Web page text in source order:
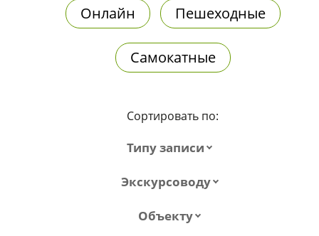
Онлайн Пешеходные
Самокатные
Сортировать по:
Типу записи
Экскурсоводу
Объекту